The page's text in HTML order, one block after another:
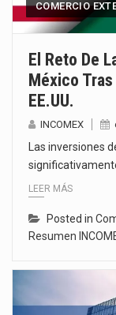
COMERCIO
El Reto De
México
EE.UU.
INCOMEX
Las inversiones
LEER MÁS
Posted in
Resumen